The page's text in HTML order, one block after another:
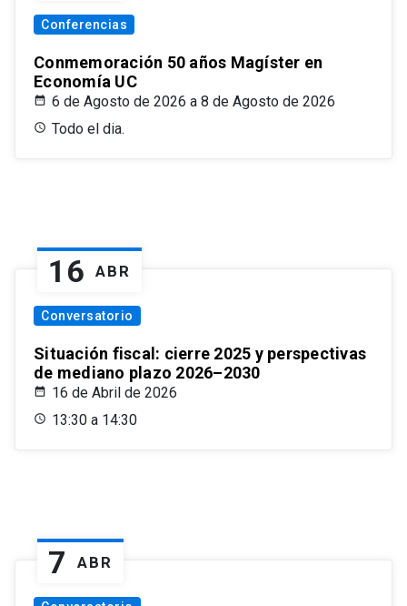
Conferencias
Conmemoración 50 años Magíster en
Economía UC
6 de Agosto de 2026 a 8 de Agosto de 2026
Todo el dia.
16 ABR
Conversatorio
Situación fiscal: cierre 2025 y perspectivas
de mediano plazo 2026–2030
16 de Abril de 2026
13:30 a 14:30
7 ABR